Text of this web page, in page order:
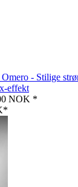
Omero - Stilige
effekt
NOK *